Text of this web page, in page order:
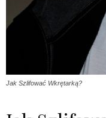
Jak Szlifować Wkrętarką?